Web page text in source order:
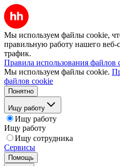
Мы используем файлы cookie,
правильную работу нашего веб-
трафик.
Правила использования файлов
Мы используем файлы cookie.
файлов cookie
Понятно
Ищу работу
Ищу работу
Ищу работу
Ищу сотрудника
Сервисы
Помощь